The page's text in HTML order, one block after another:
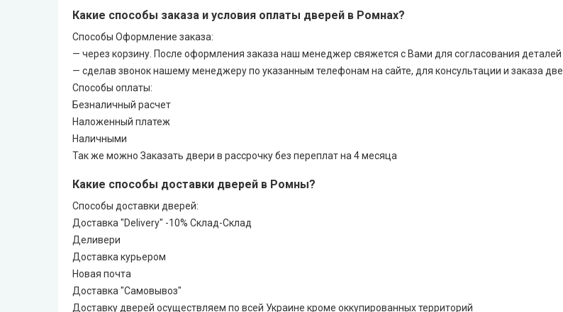
LEADOR (Леадор)
Leador Express (Леадор Экспресс)
Darumi (Даруми)
Статус (Status Doors)
Estet Doors (Эстет Дорс)
Стильные Двери
Какие способы заказа и условия оплаты дверей в Ромнах?
Способы Оформление заказа:
— через корзину. После оформления заказа наш менеджер свяжется с Вами для согласования деталей
— сделав звонок нашему менеджеру по указанным телефонам на сайте, для консультации и заказа
Способы оплаты:
Безналичный расчет
Наложенный платеж
Наличными
Так же можно Заказать двери в рассрочку без переплат на 4 месяца
Какие способы доставки дверей в Ромны?
Способы доставки дверей:
Доставка "Delivery" -10% Склад-Склад
Деливери
Доставка курьером
Новая почта
Доставка "Самовывоз"
Доставку дверей осуществляем по всей Украине кроме оккупированных территорий